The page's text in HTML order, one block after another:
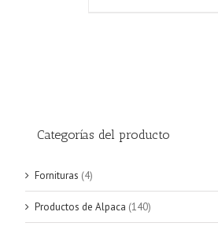
Categorías del producto
Fornituras (4)
Productos de Alpaca (140)